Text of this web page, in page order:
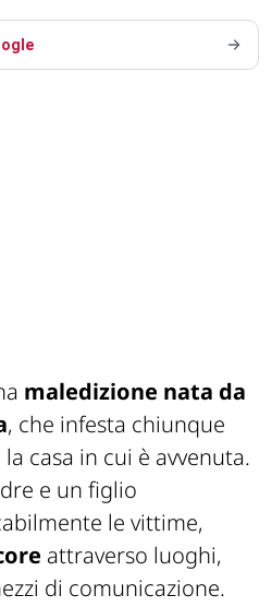
maledizione nata da
, che infesta chiunque
casa in cui è avvenuta.
e un figlio
le vittime,
attraverso luoghi,
di comunicazione.